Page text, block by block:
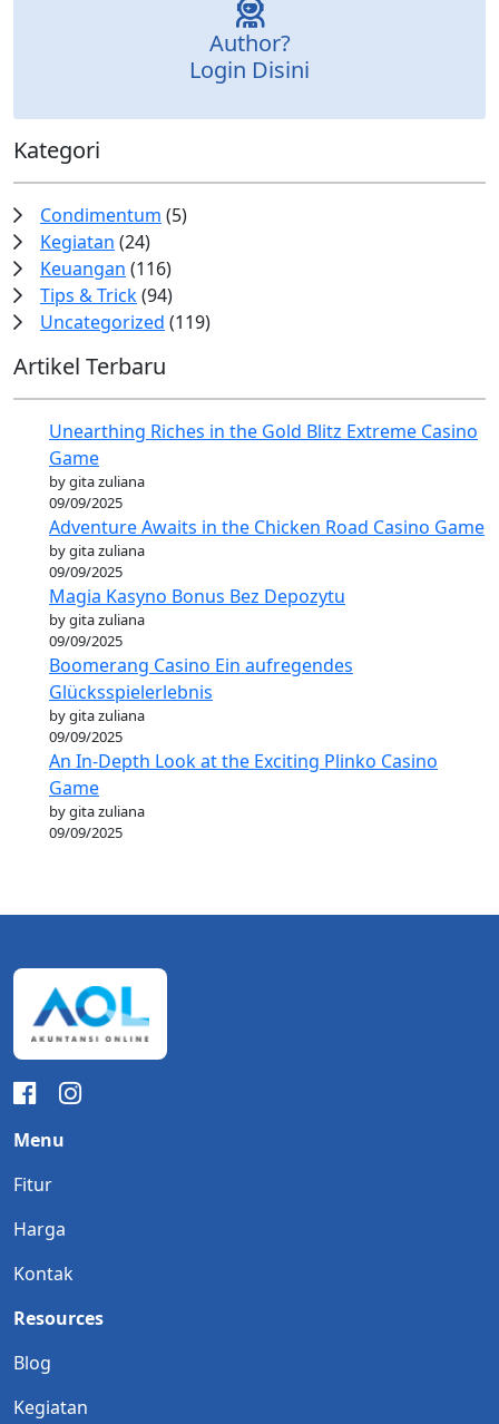
Author?
Login Disini
Kategori
Condimentum (5)
Kegiatan (24)
Keuangan (116)
Tips & Trick(94)
Uncategorized (119)
Artikel Terbaru
Unearthing Riches in the Gold Blitz Extreme Casino
Game
by gita zuliana
09/09/2025
Adventure Awaits in the Chicken Road Casino Game
by gita zuliana
09/09/2025
Magia Kasyno Bonus Bez Depozytu
by gita zuliana
09/09/2025
Boomerang Casino Ein aufregendes
Glücksspielerlebnis
by gita zuliana
09/09/2025
An In-Depth Look at the Exciting Plinko Casino
Game
by gita zuliana
09/09/2025
Menu
Fitur
Harga
Kontak
Resources
Blog
Kegiatan